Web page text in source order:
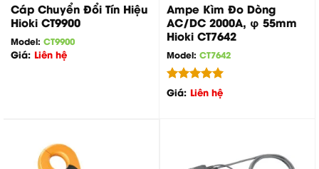
Cáp Chuyển Đổi Tín Hiệu
Hioki CT9900
Model: CT9900
Giá: Liên hệ
Ampe Kìm Đo Dòng
AC/DC 2000A, φ 55mm
Hioki CT7642
Model: CT7642
Được xếp
Giá: Liên hệ